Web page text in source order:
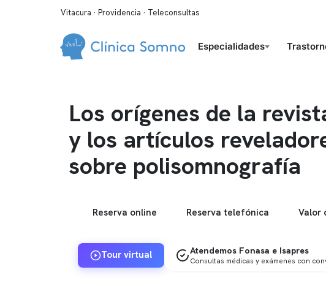
Vitacura · Providencia · Teleconsultas
Especialidades
Los orígenes de la
y los artículos
sobre polisomnografía
Reserva online Reserva telefónica Valor
Tour virtual Atendemos Fonasa e Isapres
Consultas médicas y exámenes con